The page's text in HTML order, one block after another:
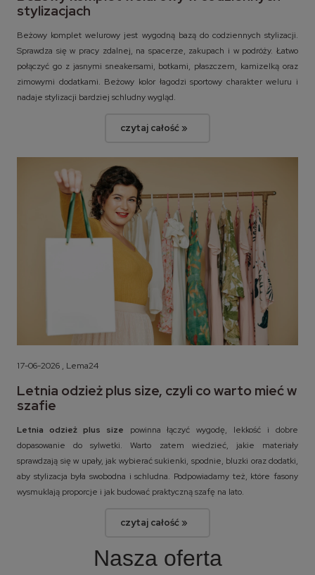
stylizacjach
Beżowy komplet welurowy jest wygodną bazą do codziennych stylizacji.
Sprawdza się w pracy zdalnej, na spacerze, zakupach i w podróży. Łatwo
połączyć go z jasnymi sneakersami, botkami, płaszczem, kamizelką oraz
zimowymi dodatkami. Beżowy kolor łagodzi sportowy charakter weluru i
nadaje stylizacji bardziej schludny wygląd.
czytaj całość »
17-06-2026 , Lema24
Letnia odzież plus size, czyli co warto mieć w
szafie
Letnia odzież plus size powinna łączyć wygodę, lekkość i dobre
dopasowanie do sylwetki. Warto zatem wiedzieć, jakie materiały
sprawdzają się w upały, jak wybierać sukienki, spodnie, bluzki oraz dodatki,
aby stylizacja była swobodna i schludna. Podpowiadamy też, które fasony
wysmuklają proporcje i jak budować praktyczną szafę na lato.
czytaj całość »
Nasza oferta